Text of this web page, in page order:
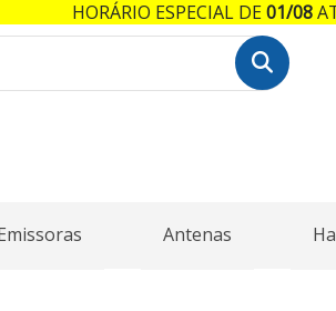
Antenas
HORÁRIO ESPECIAL DE01/08